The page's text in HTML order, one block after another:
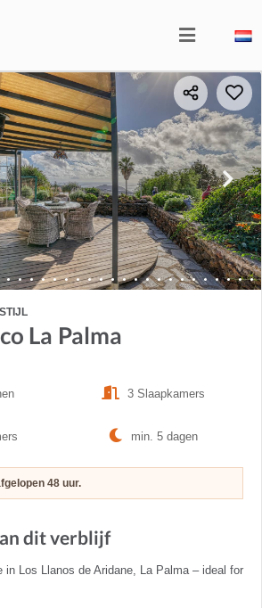
La Palma
3 Slaapkamers
min. 5 dagen
48 uur.
dit verblijf
in Los Llanos de Aridane, La Palma – ideal for